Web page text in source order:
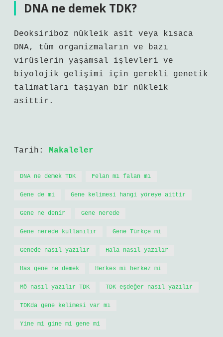
DNA ne demek TDK?
Deoksiriboz nükleik asit veya kısaca
DNA, tüm organizmaların ve bazı
virüslerin yaşamsal işlevleri ve
biyolojik gelişimi için gerekli genetik
talimatları taşıyan bir nükleik
asittir.
Tarih: Makaleler
DNA ne demek TDK Felan mı falan mı
Gene de mi Gene kelimesi hangi yöreye aittir
Gene ne denir Gene nerede
Gene nerede kullanılır Gene Türkçe mi
Genede nasıl yazılır Hala nasıl yazılır
Has gene ne demek Herkes mi herkez mi
Mö nasıl yazılır TDK TDK eşdeğer nasıl yazılır
TDKda gene kelimesi var mı
Yine mi gine mi gene mi